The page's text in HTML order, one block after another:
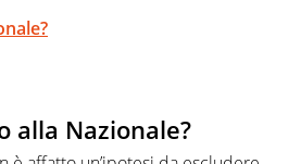
alla Nazionale?